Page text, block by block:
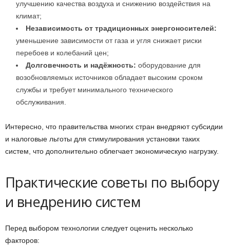
улучшению качества воздуха и снижению воздействия на
климат;
Независимость от традиционных энергоносителей:
уменьшение зависимости от газа и угля снижает риски
перебоев и колебаний цен;
Долговечность и надёжность: оборудование для
возобновляемых источников обладает высоким сроком
службы и требует минимального технического
обслуживания.
Интересно, что правительства многих стран внедряют субсидии
и налоговые льготы для стимулирования установки таких
систем, что дополнительно облегчает экономическую нагрузку.
Практические советы по выбору
и внедрению систем
Перед выбором технологии следует оценить несколько
факторов: